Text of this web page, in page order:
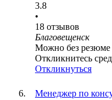
3.8
•
18 отзывов
Благовещенск
Можно без резюме
Откликнитесь
Откликнуться
Менеджер по